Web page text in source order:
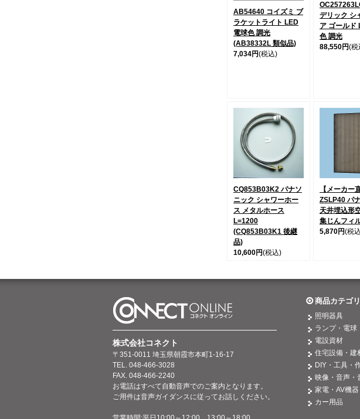
AB54640 コイズミ ブ
ラケットライト LED
電球色 調光
(AB38332L 類似品)
7,034円(税込)
デリック シ
ア ゴールド
色 調光
88,550円(税
CQ853B03K2 パナソ
ニック シャワーホー
ス メタルホース
L=1200
(CQ853B03K1 後継
品)
10,600円(税込)
【メーカー
ZSLP40 パ
天井埋込形
集じんフィ
5,870円(税
株式会社コネクト
〒351-0011 埼玉県朝霞市本町1-16-17
TEL. 048-466-3028
FAX. 048-466-2240
お電話はすべて自動音声でのご案内となります。
ご用件は音声ガイダンスに従ってお話しください。
商品カテゴ
照明器具
ランプ・電球
電設資材
住宅設備・建
DIY・工具・
映像・音声・
家電・AV機器
カー用品